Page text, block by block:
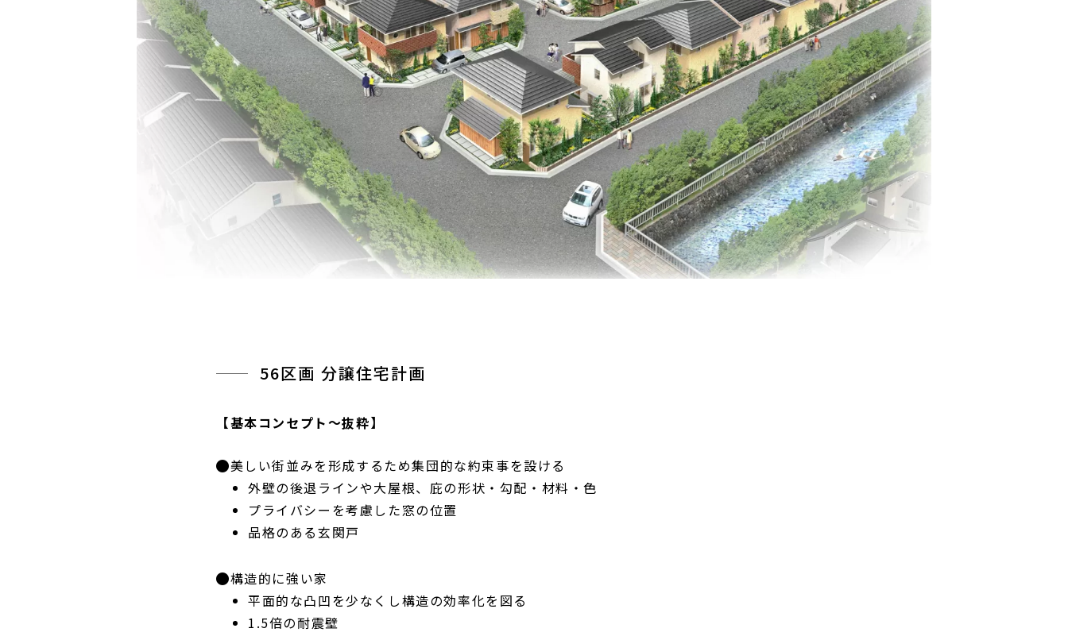
56区画 分譲住宅計画
【基本コンセプト〜抜粋】
美しい街並みを形成するため集団的な約束事を設ける
外壁の後退ラインや大屋根、庇の形状・勾配・材料・色
プライバシーを考慮した窓の位置
品格のある玄関戸
構造的に強い家
平面的な凸凹を少なくし構造の効率化を図る
1.5倍の耐震壁